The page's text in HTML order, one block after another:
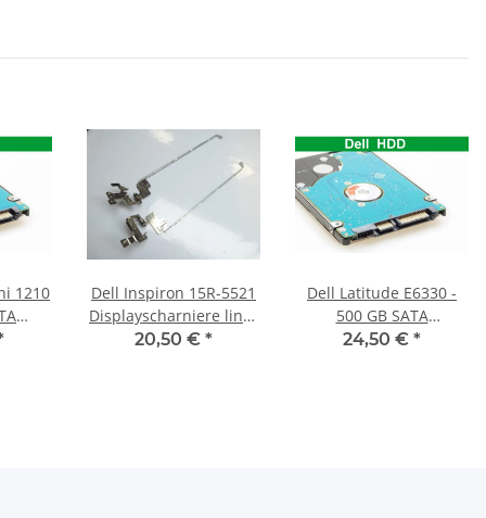
1210
Dell Inspiron 15R-5521
Displayscharniere links
u. rechts Hinges
20,50 € *
Dell Latitude E6330 -
500 GB SATA
HDD/Festplatte
24,50 € *